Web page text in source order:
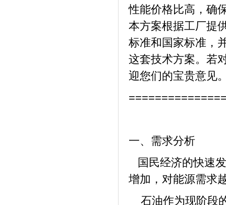
性能价格比高，确
本方案根据工厂提
标准和国家标准，
这套技术方案。若
迎您们的宝贵意见
一、需求分析
国民经济的快速
增加，对能源需求
石油作为现阶段